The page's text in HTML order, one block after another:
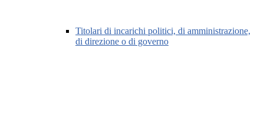
Titolari di incarichi politici, di amministrazione,
di direzione o di governo